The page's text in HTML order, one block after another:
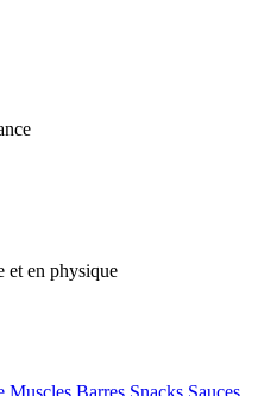
et en physique
Muscles Barres Snacks Sauces